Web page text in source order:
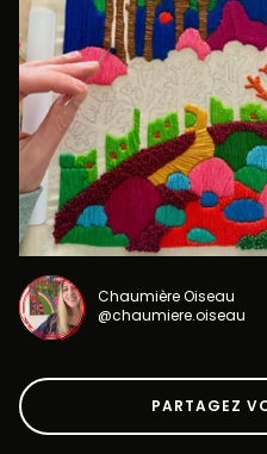
Chaumière Oiseau
@chaumiere.oiseau
PARTAGEZ